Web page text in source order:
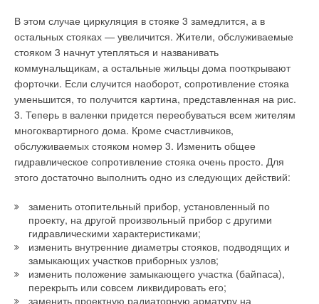
В этом случае циркуляция в стояке 3 замедлится, а в
остальных стояках — увеличится. Жители, обслуживаемые
стояком 3 начнут утепляться и названивать
коммунальщикам, а остальные жильцы дома пооткрывают
форточки. Если случится наоборот, сопротивление стояка
уменьшится, то получится картина, представленная на рис.
3. Теперь в валенки придется переобуваться всем жителям
многоквартирного дома. Кроме счастливчиков,
обслуживаемых стояком номер 3. Изменить общее
гидравлическое сопротивление стояка очень просто. Для
этого достаточно выполнить одно из следующих действий:
заменить отопительный прибор, установленный по
проекту, на другой произвольный прибор с другими
гидравлическими характеристиками;
изменить внутренние диаметры стояков, подводящих и
замыкающих участков приборных узлов;
изменить положение замыкающего участка (байпаса),
перекрыть или совсем ликвидировать его;
заменить проектную радиаторную арматуру на
промышленности. Это может быть связано с постоянной
нестыковкой интересов между различными изготовителями,
областью применения, программными требованиями и
негативными восприятиями оборудования, которое
вычисляет уровень воды, основываясь на интерпретации
данных.
Чтобы сделать осознанный выбор оборудования,
необходимо понимать технологию и принцип работы. Выбор
правильного оборудования, которое соответствует
специфическим требованиям и придерживается основных
установлено, надлежащие процедуры обслуживания,
которые определены изготовителем комплексного
оборудования, должны соблюдаться. Выполняя все
технические требования, операторы могут обеспечить
эффективную эксплуатацию оборудования инструмента и
поддерживать любые стандарты и нормы.
tч = 273 + 37 = 310 К; приведенную степень черноты
&epsilon;и-ч ≈ 1, получили выражение для определения
интенсивности теплового облучения головы человека:
где Δх — расстояние от головы человека до центра
излучателя по нормали к его поверхности, м; Fи — площадь
излучателя или его части, м2; tи — средняя температура
излучающей поверхности, °C; R — расстояние между
центром излучателя или его части и головой человека [м],
определяемое следующим соотношением: R2 = Δx2 + Δy2 +
облученности была подтверждена данными
экспериментальных исследований [5].
В работе [4] приведены результаты расчета средней
температуры излучающей поверхности различных типов
излучателей и поверхностной плотности теплового потока
излучателя (отношение тепловой мощности излучателя к